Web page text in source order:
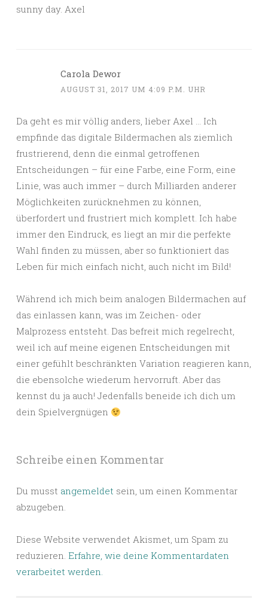
sunny day. Axel
Carola Dewor
AUGUST 31, 2017 UM 4:09 P.M. UHR
Da geht es mir völlig anders, lieber Axel … Ich
empfinde das digitale Bildermachen als ziemlich
frustrierend, denn die einmal getroffenen
Entscheidungen – für eine Farbe, eine Form, eine
Linie, was auch immer – durch Milliarden anderer
Möglichkeiten zurücknehmen zu können,
überfordert und frustriert mich komplett. Ich habe
immer den Eindruck, es liegt an mir die perfekte
Wahl finden zu müssen, aber so funktioniert das
Leben für mich einfach nicht, auch nicht im Bild!
Während ich mich beim analogen Bildermachen auf
das einlassen kann, was im Zeichen- oder
Malprozess entsteht. Das befreit mich regelrecht,
weil ich auf meine eigenen Entscheidungen mit
einer gefühlt beschränkten Variation reagieren kann,
die ebensolche wiederum hervorruft. Aber das
kennst du ja auch! Jedenfalls beneide ich dich um
dein Spielvergnügen
Schreibe einen Kommentar
Du musst angemeldet sein, um einen Kommentar
abzugeben.
Diese Website verwendet Akismet, um Spam zu
reduzieren. Erfahre, wie deine Kommentardaten
verarbeitet werden.